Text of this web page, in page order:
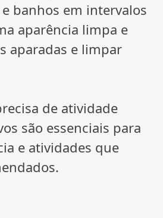
banhos em intervalos
aparência limpa e
aparadas e limpar
de atividade
são essenciais para
e atividades que